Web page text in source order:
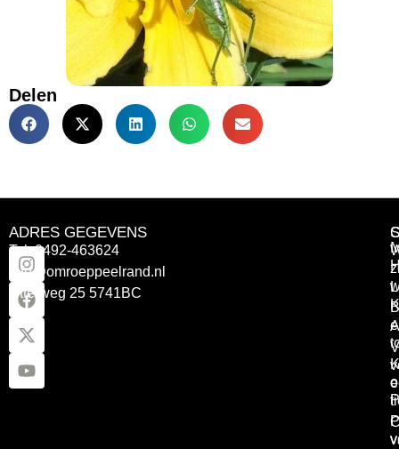
Delen
ADRES GEGEVENS
Tel: 0492-463624
info@omroeppeelrand.nl
Otterweg 25 5741BC